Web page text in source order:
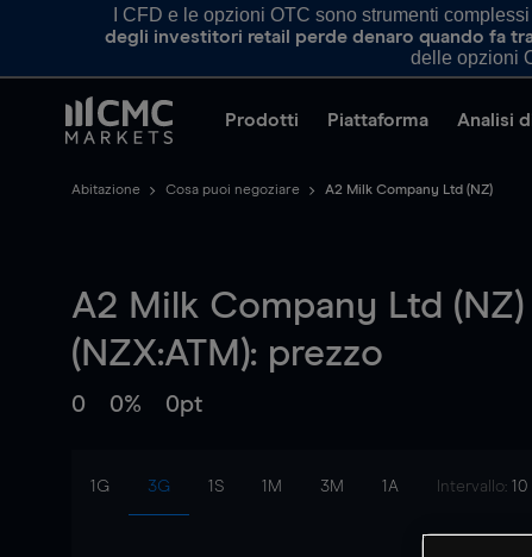
I CFD e le opzioni OTC sono strumenti
degli investitori retail perde denaro quando fa
delle opzioni
Prodotti Piattaforma Analisi
Abitazione Cosa puoi negoziare A2 Milk Company Ltd (NZ)
A2 Milk Company Ltd (NZ)
(NZX:ATM): prezzo
0 0% 0pt
1G 3G 1S 1M 3M 1A Intervallo: 10